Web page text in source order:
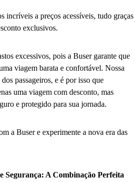
incríveis a preços acessíveis, tudo graças
exclusivos.
excessivos, pois a Buser garante que
viagem barata e confortável. Nossa
passageiros, e é por isso que
uma viagem com desconto, mas
e protegido para sua jornada.
a Buser e experimente a nova era das
Segurança: A Combinação Perfeita